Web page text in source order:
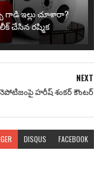
గాడి ఇల్లు చూశారా?
చేసిన రష్మిక
NEXT
హ‌రీష్ శంక‌ర్ కౌంట‌ర్
DISQUS FACEBOOK